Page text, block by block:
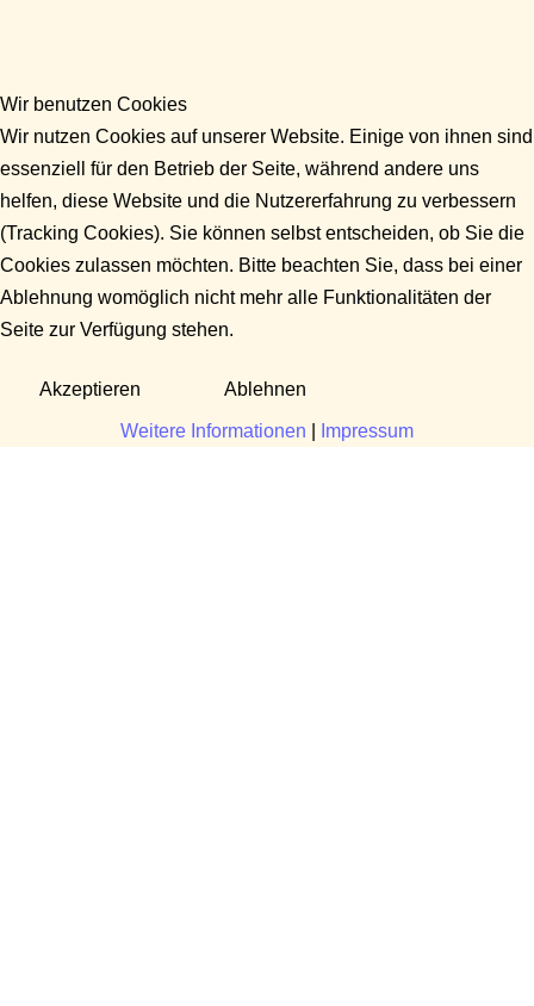
Wir benutzen Cookies
Wir nutzen Cookies auf unserer Website. Einige von ihnen sind
essenziell für den Betrieb der Seite, während andere uns
helfen, diese Website und die Nutzererfahrung zu verbessern
(Tracking Cookies). Sie können selbst entscheiden, ob Sie die
Cookies zulassen möchten. Bitte beachten Sie, dass bei einer
Ablehnung womöglich nicht mehr alle Funktionalitäten der
Seite zur Verfügung stehen.
Akzeptieren Ablehnen
Weitere Informationen Impressum